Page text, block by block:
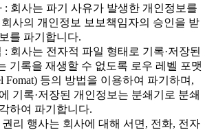
: 회사는 파기 사유가 발생한 개인정보를
사의 개인정보 보보책임자의 승인을 받
를 파기합니다.
: 회사는 전자적 파일 형태로 기록·저장된
기록을 재생할 수 없도록 로우 레벨 포맷
Fomat) 등의 방법을 이용하여 파기하며,
기록·저장된 개인정보는 분쇄기로 분쇄
하여 파기합니다.
리 행사는 회사에 대해 서면, 전화, 전자